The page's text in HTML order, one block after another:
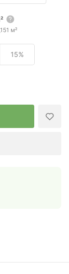
м²
15%